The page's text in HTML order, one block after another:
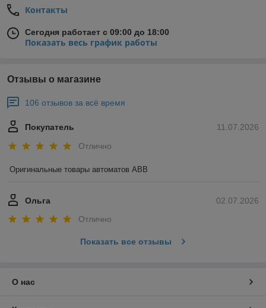
Контакты
Сегодня работает с 09:00 до 18:00
Показать весь график работы
Отзывы о магазине
106 отзывов за всё время
11.07.2026
Покупатель
Отлично
Оригинальные товары автоматов ABB
02.07.2026
Ольга
Отлично
Показать все отзывы
О нас